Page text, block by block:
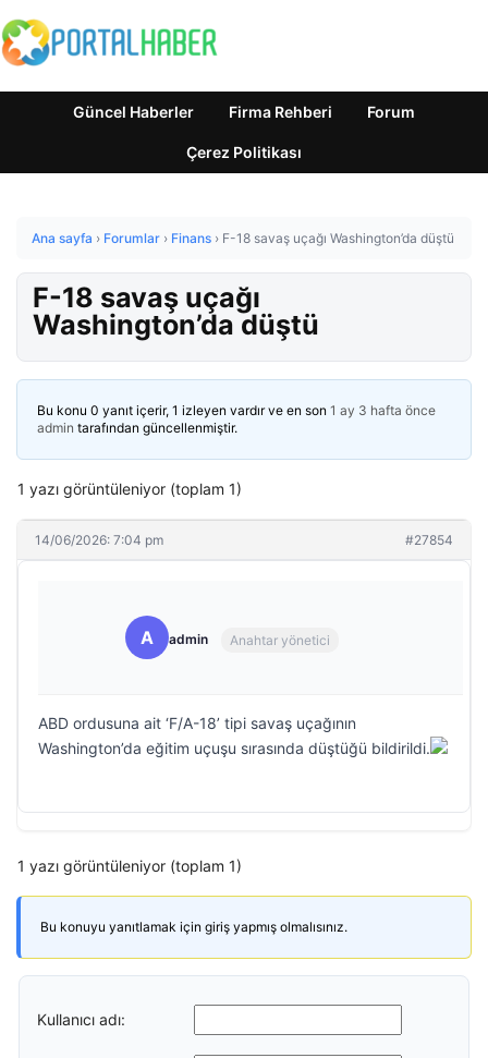
Güncel Haberler Firma Rehberi Forum
Çerez Politikası
Ana sayfa › Forumlar › Finans › F-18 savaş uçağı Washington’da düştü
F-18 savaş uçağı
Washington’da düştü
Bu konu 0 yanıt içerir, 1 izleyen vardır ve en son 1 ay 3 hafta önce
admin tarafından güncellenmiştir.
1 yazı görüntüleniyor (toplam 1)
14/06/2026: 7:04 pm #27854
A admin Anahtar yönetici
ABD ordusuna ait ‘F/A-18’ tipi savaş uçağının
Washington’da eğitim uçuşu sırasında düştüğü bildirildi.
1 yazı görüntüleniyor (toplam 1)
Bu konuyu yanıtlamak için giriş yapmış olmalısınız.
Kullanıcı adı: